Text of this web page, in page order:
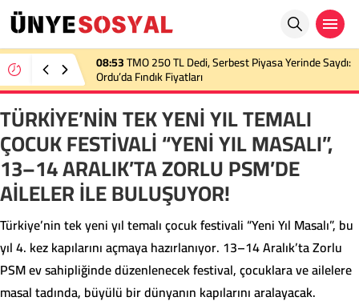
22:36TMO 2026 Fındık Alım Fiyatını Açıkladı:
Üreticinin Beklentisi Karşılanmadı
TÜRKİYE’NİN TEK YENİ YIL TEMALI
ÇOCUK FESTİVALİ “YENİ YIL MASALI”,
13–14 ARALIK’TA ZORLU PSM’DE
AİLELER İLE BULUŞUYOR!
Türkiye’nin tek yeni yıl temalı çocuk festivali “Yeni Yıl Masalı”, bu
yıl 4. kez kapılarını açmaya hazırlanıyor. 13–14 Aralık’ta Zorlu
PSM ev sahipliğinde düzenlenecek festival, çocuklara ve ailelere
masal tadında, büyülü bir dünyanın kapılarını aralayacak.